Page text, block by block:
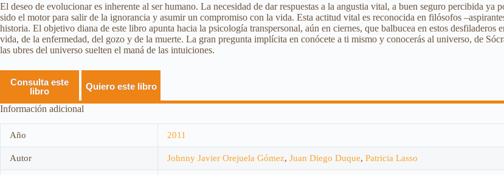
El deseo de evolucionar es inherente al ser humano. La necesidad de dar respuestas a la angustia vital, a buen seguro percibida
sido el motor para salir de la ignorancia y asumir un compromiso con la vida. Esta actitud vital es reconocida en filósofos
historia. El objetivo diana de este libro apunta hacia la psicología transpersonal, aún en ciernes, que balbucea en estos desfiladeros
vida, de la enfermedad, del gozo y de la muerte. La gran pregunta implícita en conócete a ti mismo y conocerás al universo, de
las ubres del universo suelten el maná de las intuiciones.
Consulta este
libro
Quiero este libro
Información adicional
Año 2011
Autor Johnny Javier Orejuela Gómez, Juan Diego Duque, Patricia Lasso